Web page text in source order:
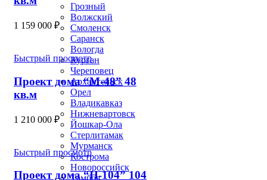
Грозный
Волжский
Смоленск
Саранск
Вологда
Курган
Череповец
Архангельск
Орел
Владикавказ
Нижневартовск
Йошкар-Ола
Стерлитамак
Мурманск
Кострома
Новороссийск
Тамбов
1 159 000 ₽
Быстрый просмотр
Проект дома “М-48” 48
кв.м
1 210 000 ₽
Быстрый просмотр
Проект дома “Н-104” 104